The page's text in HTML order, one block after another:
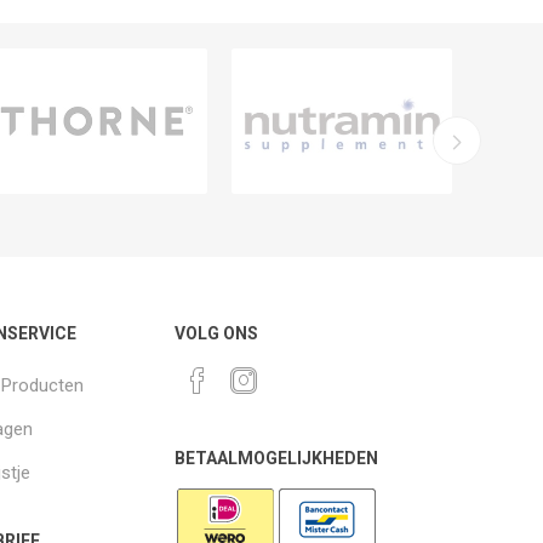
VOLG ONS
BETAALMOGELIJKHEDEN